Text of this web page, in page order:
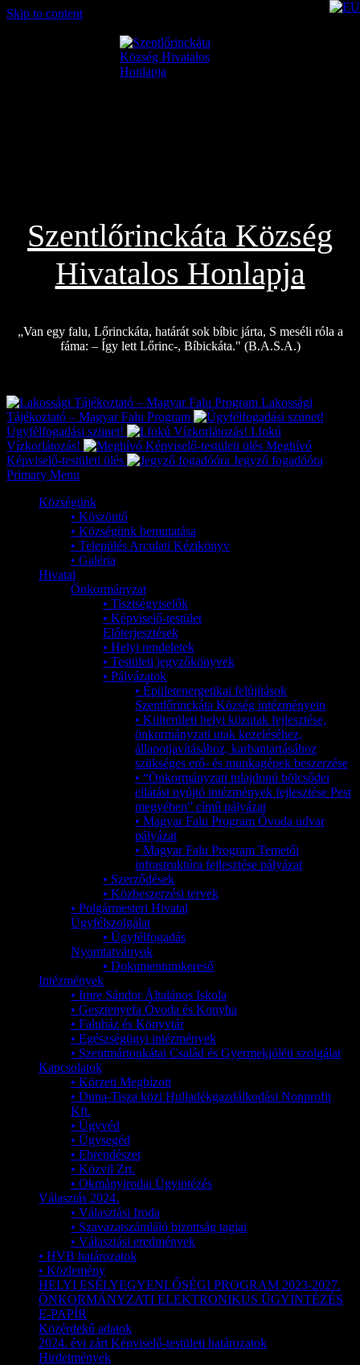
Skip to content
Szentlőrinckáta Község
Hivatalos Honlapja
„Van egy falu, Lőrinckáta, határát sok bíbic járta, S meséli róla a
fáma: – Így lett Lőrinc-, Bíbickáta." (B.A.S.A.)
Lakossági
Tájékoztató – Magyar Falu Program
Ügyfélfogadási szünet!
I.fokú
Vízkorlátozás!
Meghívó
Képviselő-testületi ülés
Jegyző fogadóóra
Primary Menu
Községünk
• Köszöntő
• Községünk bemutatása
• Település Arculati Kézikönyv
• Galéria
Hivatal
Önkormányzat
• Tisztségviselők
• Képviselő-testület
Előterjesztések
• Helyi rendeletek
• Testületi jegyzőkönyvek
• Pályázatok
• Épületenergetikai felújítások
Szentlőrinckáta Község intézményein
• Külterületi helyi közutak fejlesztése,
önkormányzati utak kezeléséhez,
állapotjavításához, karbantartásához
szükséges erő- és munkagépek beszerzése
• “Önkormányzati tulajdonú bölcsődei
ellátást nyújtó intézmények fejlesztése Pest
megyében” című pályázat
• Magyar Falu Program Óvoda udvar
pályázat
• Magyar Falu Program Temetői
infrastruktúra fejlesztése pályázat
• Szerződések
• Közbeszerzési tervek
• Polgármesteri Hivatal
Ügyfélszolgálat
• Ügyfélfogadás
Nyomtatványok
• Dokumentumkereső
Intézmények
• Imre Sándor Általános Iskola
• Gesztenyefa Óvoda és Konyha
• Faluház és Könyvtár
• Egészségügyi intézmények
• Szentmártonkátai Család és Gyermekjóléti szolgálat
Kapcsolatok
• Körzeti Megbízott
• Duna-Tisza közi Hulladékgazdálkodási Nonprofit
Kft.
• Ügyvéd
• Ügysegéd
• Ebrendészet
• Közvil Zrt.
• Okmányirodai Ügyintézés
Választás 2024.
• Választási Iroda
• Szavazatszámláló bizottság tagjai
• Választási eredmények
• HVB határozatok
• Közlemény
HELYI ESÉLYEGYENLŐSÉGI PROGRAM 2023-2027.
ÖNKORMÁNYZATI ELEKTRONIKUS ÜGYINTÉZÉS
E-PAPÍR
Közérdekű adatok
2024. évi zárt Képviselő-testületi határozatok
Hirdetmények